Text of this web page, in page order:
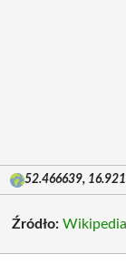
52.466639,
Źródło: Wikipedia